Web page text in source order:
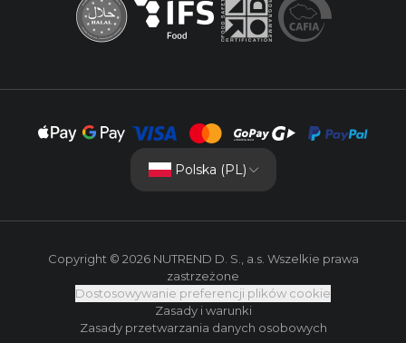
Polska (PL)
Copyright © 2026 NUTREND D. S., a.s. Wszelkie prawa
zastrzeżone
Dostosowywanie preferencji plików cookie
Zasady i warunki
Zasady przetwarzania danych osobowych